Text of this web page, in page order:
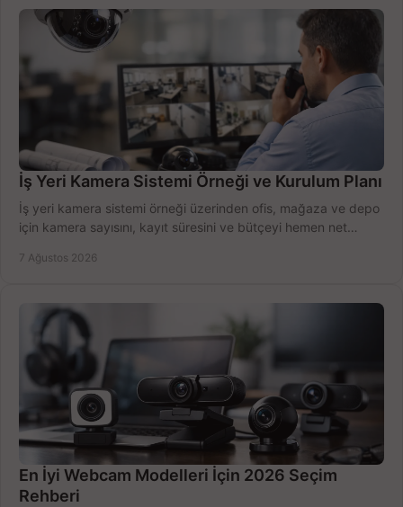
İş Yeri Kamera Sistemi Örneği ve Kurulum Planı
İş yeri kamera sistemi örneği üzerinden ofis, mağaza ve depo
için kamera sayısını, kayıt süresini ve bütçeyi hemen net
7 Ağustos 2026
En İyi Webcam Modelleri İçin 2026 Seçim
Rehberi